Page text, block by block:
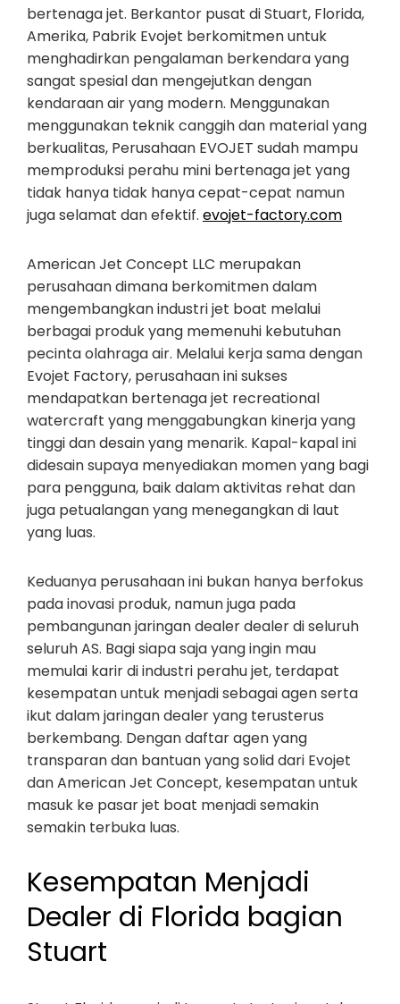
bertenaga jet. Berkantor pusat di Stuart, Florida,
Amerika, Pabrik Evojet berkomitmen untuk
menghadirkan pengalaman berkendara yang
sangat spesial dan mengejutkan dengan
kendaraan air yang modern. Menggunakan
menggunakan teknik canggih dan material yang
berkualitas, Perusahaan EVOJET sudah mampu
memproduksi perahu mini bertenaga jet yang
tidak hanya tidak hanya cepat-cepat namun
juga selamat dan efektif. evojet-factory.com
American Jet Concept LLC merupakan
perusahaan dimana berkomitmen dalam
mengembangkan industri jet boat melalui
berbagai produk yang memenuhi kebutuhan
pecinta olahraga air. Melalui kerja sama dengan
Evojet Factory, perusahaan ini sukses
mendapatkan bertenaga jet recreational
watercraft yang menggabungkan kinerja yang
tinggi dan desain yang menarik. Kapal-kapal ini
didesain supaya menyediakan momen yang bagi
para pengguna, baik dalam aktivitas rehat dan
juga petualangan yang menegangkan di laut
yang luas.
Keduanya perusahaan ini bukan hanya berfokus
pada inovasi produk, namun juga pada
pembangunan jaringan dealer dealer di seluruh
seluruh AS. Bagi siapa saja yang ingin mau
memulai karir di industri perahu jet, terdapat
kesempatan untuk menjadi sebagai agen serta
ikut dalam jaringan dealer yang terusterus
berkembang. Dengan daftar agen yang
transparan dan bantuan yang solid dari Evojet
dan American Jet Concept, kesempatan untuk
masuk ke pasar jet boat menjadi semakin
semakin terbuka luas.
Kesempatan Menjadi
Dealer di Florida bagian
Stuart